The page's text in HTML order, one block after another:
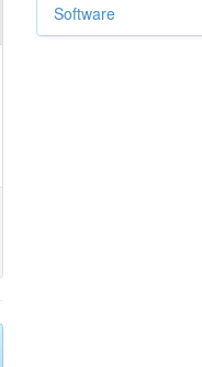
Software